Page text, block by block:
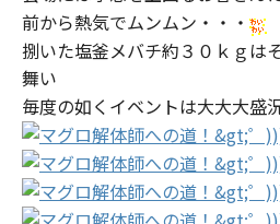
前から熱気でムンムン・・・
捌いた塩釜メバチ約３０ｋｇは
舞い
毎度の如くイベントは大大大盛